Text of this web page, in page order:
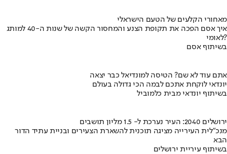
מאחורי הקלעים של הטעם הישראלי
איך אסם הפכה את תקופת הצנע והמחסור הקשה של שנות ה-40 למותג
לאומי?
בשיתוף אסם
אתם עוד לא שם? הטיסה למונדיאל כבר יצאה
יונדאי לוקחת אתכם לבמה הכי גדולה בעולם
בשיתוף יונדאי מבית כלמוביל
ירושלים 2040: העיר נערכת ל- 1.5 מליון תושבים
מנכ"לית העירייה מציגה תוכנית להשארת הצעירים ובניית עתיד הדור
הבא
בשיתוף עיריית ירושלים